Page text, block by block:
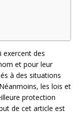
exercent des
et pour leur
à des situations
les lois et
protection
de cet article est